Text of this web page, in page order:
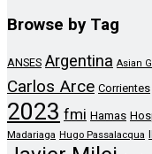
Browse by Tag
ANSES Argentina Asian
Carlos Arce Corrientes
2023 fmi Hamas
Madariaga Hugo Passalacqua